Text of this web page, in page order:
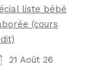
liste bébé
(cours
21 Août 26